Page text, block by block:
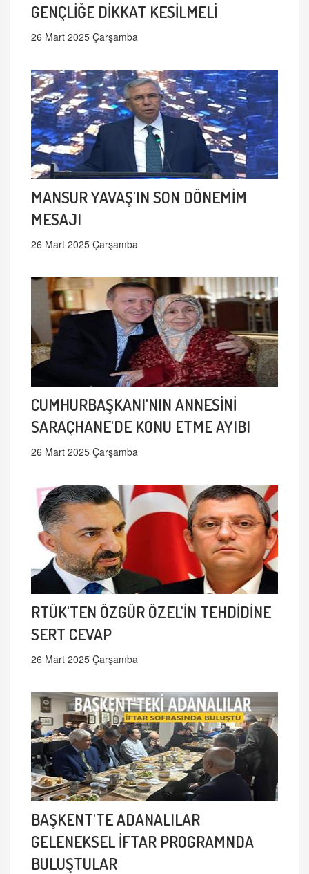
GENÇLİĞE DİKKAT KESİLMELİ
26 Mart 2025 Çarşamba
MANSUR YAVAŞ'IN SON DÖNEMİM
MESAJI
26 Mart 2025 Çarşamba
CUMHURBAŞKANI'NIN ANNESİNİ
SARAÇHANE'DE KONU ETME AYIBI
26 Mart 2025 Çarşamba
RTÜK'TEN ÖZGÜR ÖZEL'İN TEHDİDİNE
SERT CEVAP
26 Mart 2025 Çarşamba
BAŞKENT'TE ADANALILAR
GELENEKSEL İFTAR PROGRAMNDA
BULUŞTULAR